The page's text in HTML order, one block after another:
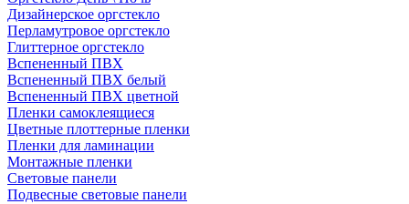
Дизайнерское оргстекло
Перламутровое оргстекло
Глиттерное оргстекло
Вспененный ПВХ
Вспененный ПВХ белый
Вспененный ПВХ цветной
Пленки самоклеящиеся
Цветные плоттерные пленки
Пленки для ламинации
Монтажные пленки
Световые панели
Подвесные световые панели